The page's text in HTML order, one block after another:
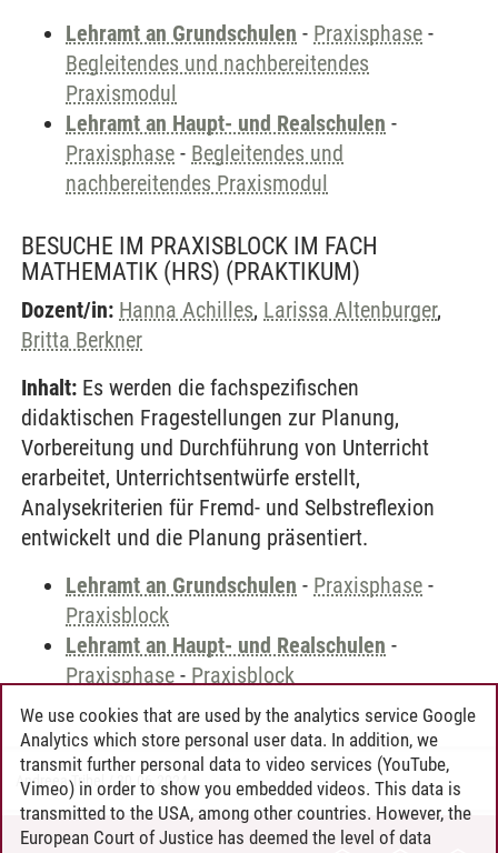
Lehramt an Grundschulen - Praxisphase -
Begleitendes und nachbereitendes
Praxismodul
Lehramt an Haupt- und Realschulen -
Praxisphase - Begleitendes und
nachbereitendes Praxismodul
BESUCHE IM PRAXISBLOCK IM FACH
MATHEMATIK (HRS) (PRAKTIKUM)
Dozent/in: Hanna Achilles, Larissa Altenburger,
Britta Berkner
Inhalt: Es werden die fachspezifischen
didaktischen Fragestellungen zur Planung,
Vorbereitung und Durchführung von Unterricht
erarbeitet, Unterrichtsentwürfe erstellt,
Analysekriterien für Fremd- und Selbstreflexion
entwickelt und die Planung präsentiert.
Lehramt an Grundschulen - Praxisphase -
Praxisblock
Lehramt an Haupt- und Realschulen -
Praxisphase - Praxisblock
Andreea Tribel 30.06.2024
We use cookies that are used by the analytics service Google
Analytics which store personal user data. In addition, we
transmit further personal data to video services (YouTube,
Vimeo) in order to show you embedded videos. This data is
transmitted to the USA, among other countries. However, the
European Court of Justice has deemed the level of data